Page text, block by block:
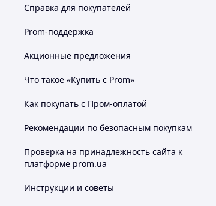
Справка для покупателей
Prom-поддержка
Акционные предложения
Что такое «Купить с Prom»
Как покупать с Пром-оплатой
Рекомендации по безопасным покупкам
Проверка на принадлежность сайта к
платформе prom.ua
Инструкции и советы